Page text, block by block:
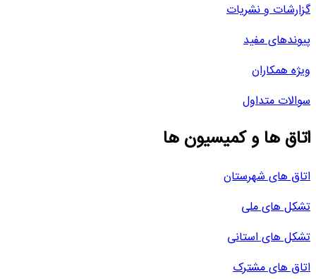
گزارشات و نشریات
پیوندهای مفید
ویژه همکاران
سوالات متداول
اتاق ها و کمیسیون ها
اتاق های شهرستان
تشکل های ملی
تشکل های استانی
اتاق های مشترک